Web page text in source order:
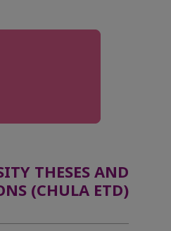
THESES AND
(CHULA ETD)